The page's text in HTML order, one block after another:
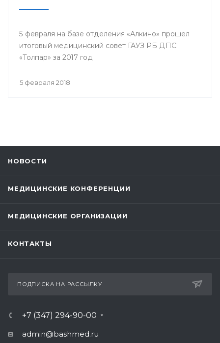
5 февраля на базе отделения «Алкино» прошел
итоговый медицинский совет ГАУЗ РБ ДПС
«Толпар» за 2017 год
5 февраля 2018
НОВОСТИ
МЕДИЦИНСКИЕ КОНФЕРЕНЦИИ
МЕДИЦИНСКИЕ ОРГАНИЗАЦИИ
КОНТАКТЫ
ПОДПИСКА НА РАССЫЛКУ
+7 (347) 294-90-00
admin@bashmed.ru